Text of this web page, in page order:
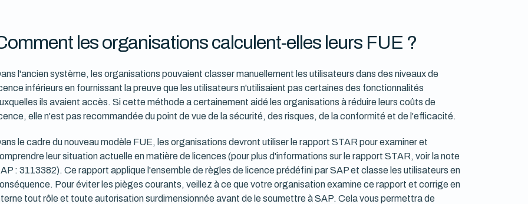
les organisations calculent-elles leurs FUE ?
l'ancien système, les organisations pouvaient classer manuellement les utilisateurs dans des niveaux de
inférieurs en fournissant la preuve que les utilisateurs n'utilisaient pas certaines des fonctionnalités
ils avaient accès. Si cette méthode a certainement aidé les organisations à réduire leurs coûts de
elle n'est pas recommandée du point de vue de la sécurité, des risques, de la conformité et de l'efficacité.
le cadre du nouveau modèle FUE, les organisations devront utiliser le rapport STAR pour examiner et
leur situation actuelle en matière de licences (pour plus d'informations sur le rapport STAR, voir la note
: 3113382). Ce rapport applique l'ensemble de règles de licence prédéfini par SAP et classe les utilisateurs en
Pour éviter les pièges courants, veillez à ce que votre organisation examine ce rapport et corrige en
tout rôle et toute autorisation surdimensionnée avant de le soumettre à SAP. Cela vous permettra de